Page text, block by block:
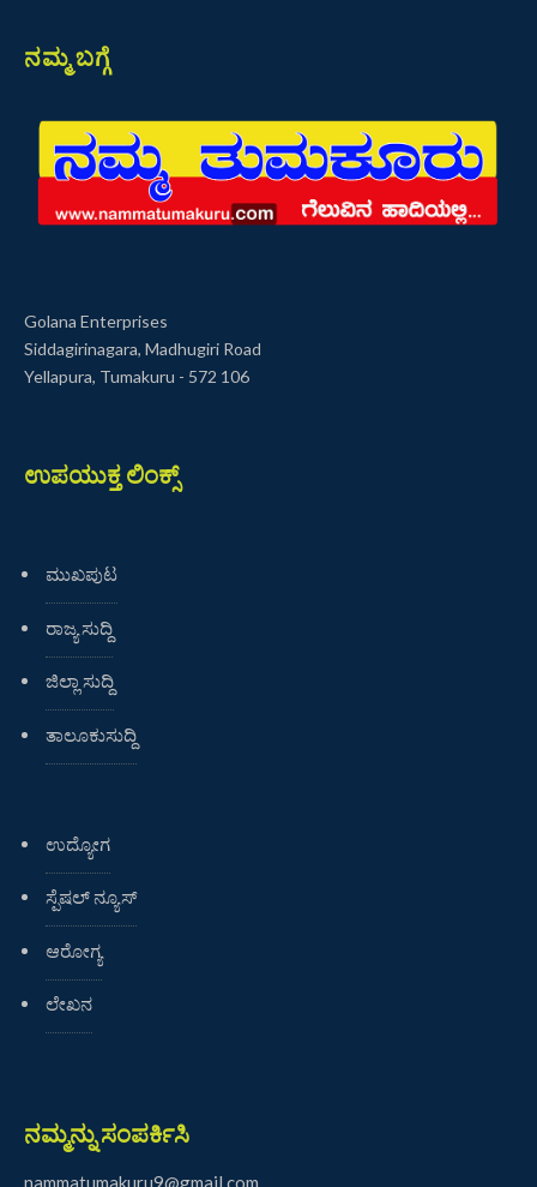
ನಮ್ಮ ಬಗ್ಗೆ
Golana Enterprises
Siddagirinagara, Madhugiri Road
Yellapura, Tumakuru - 572 106
ಉಪಯುಕ್ತ ಲಿಂಕ್ಸ್
ಮುಖಪುಟ
ರಾಜ್ಯ ಸುದ್ದಿ
ಜಿಲ್ಲಾ ಸುದ್ದಿ
ತಾಲೂಕುಸುದ್ದಿ
ಉದ್ಯೋಗ
ಸ್ಪೆಷಲ್ ನ್ಯೂಸ್
ಆರೋಗ್ಯ
ಲೇಖನ
ನಮ್ಮನ್ನು ಸಂಪರ್ಕಿಸಿ
nammatumakuru9@gmail.com